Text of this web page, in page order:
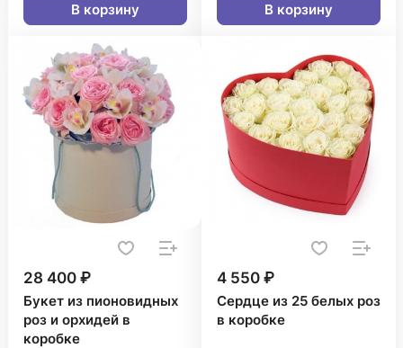
В корзину В корзину
28 400 ₽
Букет из пионовидных
роз и орхидей в
коробке
4 550 ₽
Сердце из 25 белых роз
в коробке